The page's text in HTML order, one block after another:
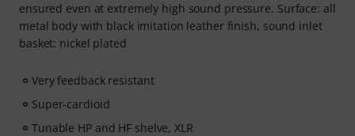
ensured even at extremely high sound pressure. Surface: all
metal body with black imitation leather finish, sound inlet
basket: nickel plated
Very feedback resistant
Super-cardioid
Tunable HP and HF shelve, XLR